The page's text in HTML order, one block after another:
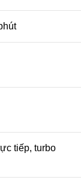
tiếp, turbo